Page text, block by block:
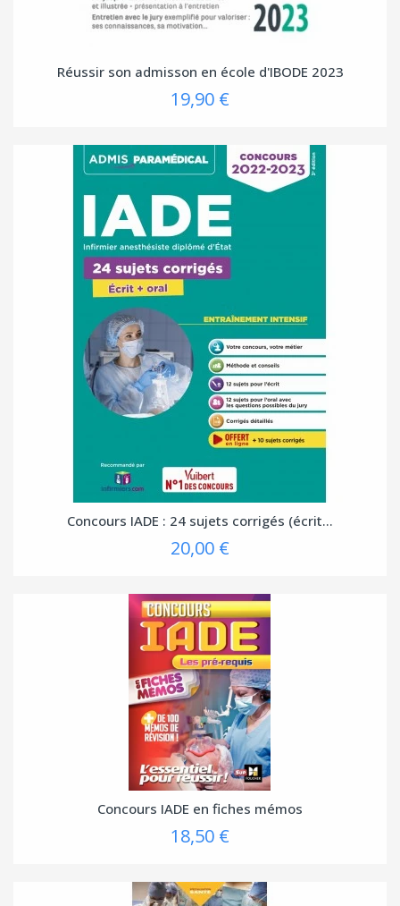
Réussir son admisson en école d'IBODE 2023
19,90 €
Concours IADE : 24 sujets corrigés (écrit...
20,00 €
Concours IADE en fiches mémos
18,50 €